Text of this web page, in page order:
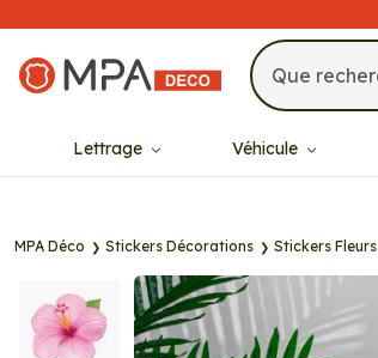
MPA Déco
Lettrage Véhicule
MPA Déco Stickers Décorations Stickers Fleurs